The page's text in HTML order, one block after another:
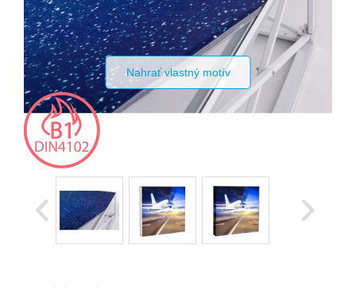
Nahrať vlastný motív